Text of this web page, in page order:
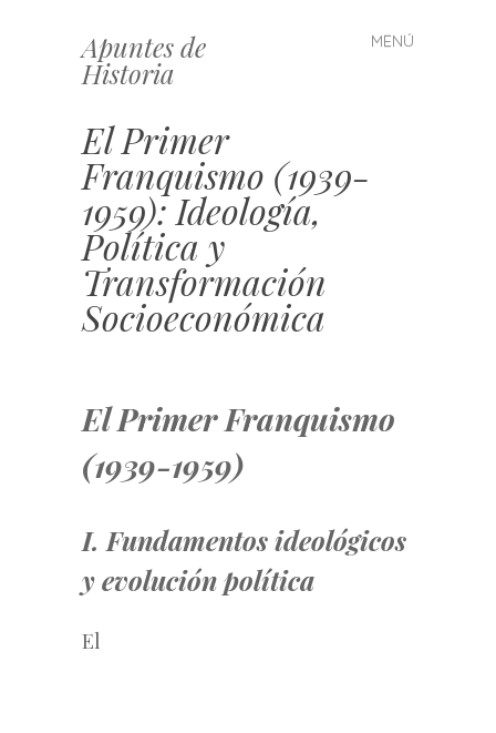
Apuntes de
Historia
MENÚ
Saltar
al
El Primer
Franquismo (1939-
1959): Ideología,
Política y
Transformación
Socioeconómica
El Primer Franquismo
(1939-1959)
I. Fundamentos ideológicos
y evolución política
El